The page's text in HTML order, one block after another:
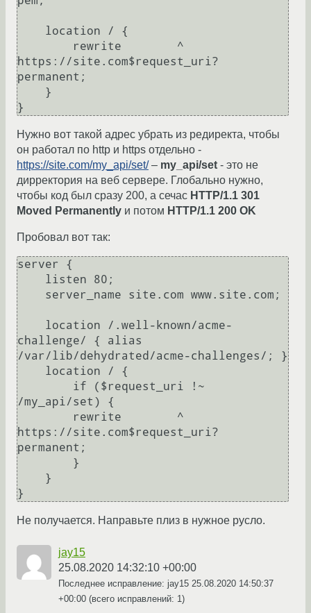
https://site.com$request_uri?
permanent;
Нужно вот такой адрес убрать из редиректа, чтобы
он работал по http и https отдельно -
https://site.com/my_api/set/– my_api/set - это не
дирректория на веб сервере. Глобально нужно,
чтобы код был сразу 200, а сечас HTTP/1.1 301
Moved Permanently и потом HTTP/1.1 200 OK
Пробовал вот так:
server {
challenge/ { alias
/var/lib/dehydrated/acme-challenges/; }
/my_api/set) {
https://site.com$request_uri?
permanent;
Не получается. Направьте плиз в нужное русло.
jay15
25.08.2020 14:32:10 +00:00
Последнее исправление: jay15 25.08.2020 14:50:37
+00:00 (всего исправлений: 1)